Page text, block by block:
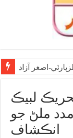
اصغر آزاد
لبيڪ
ملڻ جو
انڪشاف